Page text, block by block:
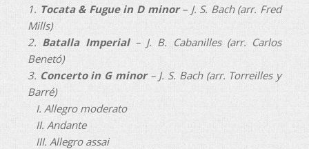
1. Tocata & Fugue in D minor– J. S. Bach (arr. Fred
Mills)
2. Batalla Imperial– J. B. Cabanilles (arr. Carlos
Benetó)
3. Concerto in G minor– J. S. Bach (arr. Torreilles y
Barré)
I. Allegro moderato
II. Andante
III. Allegro assai